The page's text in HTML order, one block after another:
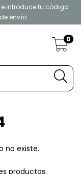
e introduce tu código
envío
0
no existe.
productos.